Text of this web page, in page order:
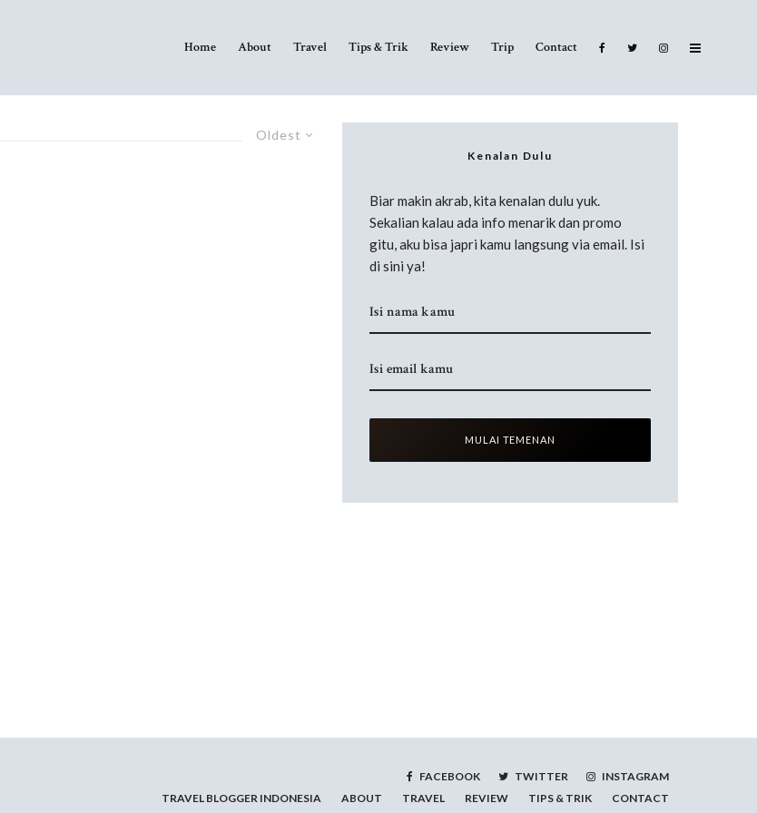
Home About Travel Tips & Trik Review Trip Contact
Oldest
Kenalan Dulu
Biar makin akrab, kita kenalan dulu yuk.
Sekalian kalau ada info menarik dan promo
gitu, aku bisa japri kamu langsung via email. Isi
di sini ya!
FACEBOOK TWITTER
INSTAGRAM
TRAVEL BLOGGER INDONESIA
ABOUT TRAVEL REVIEW TIPS & TRIK CONTACT